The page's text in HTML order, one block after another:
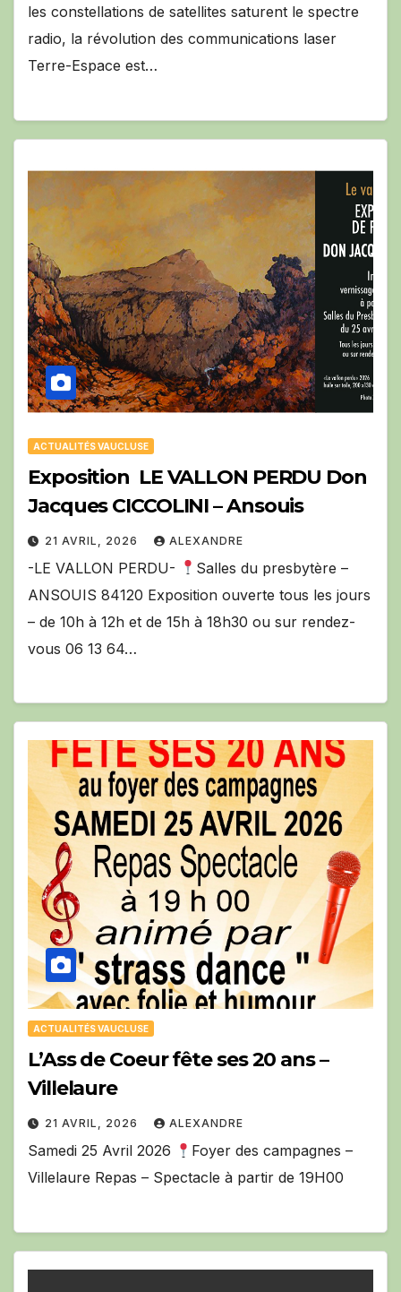
les constellations de satellites saturent le spectre
radio, la révolution des communications laser
Terre-Espace est…
ACTUALITÉS VAUCLUSE
Exposition LE VALLON PERDU Don
Jacques CICCOLINI – Ansouis
21 AVRIL, 2026 ALEXANDRE
-LE VALLON PERDU-
Salles du presbytère –
ANSOUIS 84120 Exposition ouverte tous les jours
– de 10h à 12h et de 15h à 18h30 ou sur rendez-
vous 06 13 64…
ACTUALITÉS VAUCLUSE
L’Ass de Coeur fête ses 20 ans –
Villelaure
21 AVRIL, 2026 ALEXANDRE
Samedi 25 Avril 2026
Foyer des campagnes –
Villelaure Repas – Spectacle à partir de 19H00